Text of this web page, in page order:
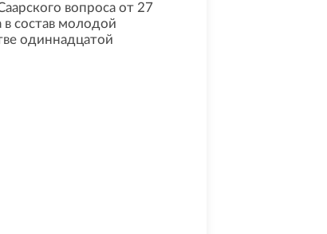
вопроса от 27
в состав молодой
одиннадцатой